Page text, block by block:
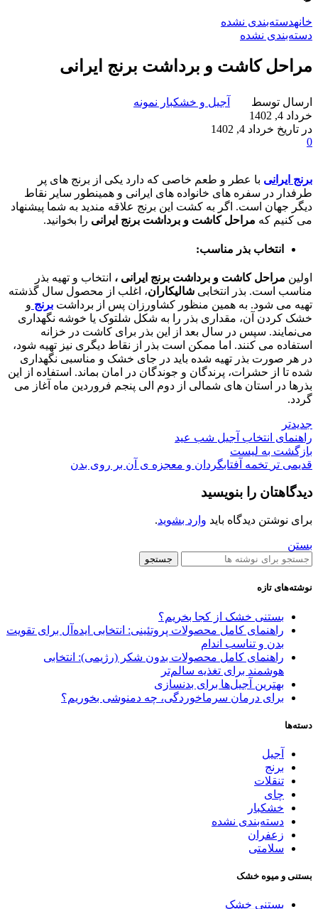
خانهدسته‌بندی نشده
دسته‌بندی نشده
مراحل کاشت و برداشت برنج ایرانی
ارسال توسط
آجیل و خشکبار نمونه
خرداد 4, 1402
در تاریخ خرداد 4, 1402
0
برنج ایرانی با عطر و طعم خاصی که دارد یکی از برنج های پر
طرفدار در سفره های خانواده های ایرانی و همینطور سایر نقاط
دیگر جهان است. اگر به کشت این برنج علاقه مندید به شما پیشنهاد
می کنیم که مراحل کاشت و برداشت برنج ایرانی را بخوانید.
انتخاب بذر مناسب:
اولین مراحل کاشت و برداشت برنج ایرانی ، انتخاب و تهیه بذر
مناسب است. بذر انتخابی شالیکاران، اغلب از محصول سال گذشته
تهیه می شود. به همین منظور کشاورزان پس از برداشت برنج و
خشک کردن آن، مقداری بذر را به شکل شلتوک یا خوشه نگهداری
می‌نمایند. سپس در سال بعد از این بذر برای کاشت در خزانه
استفاده می کنند. اما ممکن است بذر از نقاط دیگری نیز تهیه شود،
در هر صورت بذر تهیه شده باید در جای خشک و مناسبی نگهداری
شده تا از حشرات، پرندگان و جوندگان در امان بماند. استفاده از این
بذرها در استان های شمالی از دوم الی پنجم فروردین ماه آغاز می
گردد.
جدیدتر
راهنمای انتخاب آجیل شب عید
بازگشت به لیست
قدیمی تر تخمه آفتابگردان و معجزه ی آن بر روی بدن
دیدگاهتان را بنویسید
برای نوشتن دیدگاه باید وارد بشوید.
بستن
جستجو
نوشته‌های تازه
بستنی خشک از کجا بخریم؟
راهنمای کامل محصولات پروتئینی: انتخابی ایده‌آل برای تقویت
بدن و تناسب اندام
راهنمای کامل محصولات بدون شکر (رژیمی): انتخابی
هوشمند برای تغذیه سالم‌تر
بهترین آجیل‌ها برای بدنسازی
برای درمان سرماخوردگی، چه دمنوشی بخوریم؟
دسته‌ها
آجیل
برنج
تنقلات
چای
خشکبار
دسته‌بندی نشده
زعفران
سلامتی
بستنی و میوه خشک
بستنی خشک